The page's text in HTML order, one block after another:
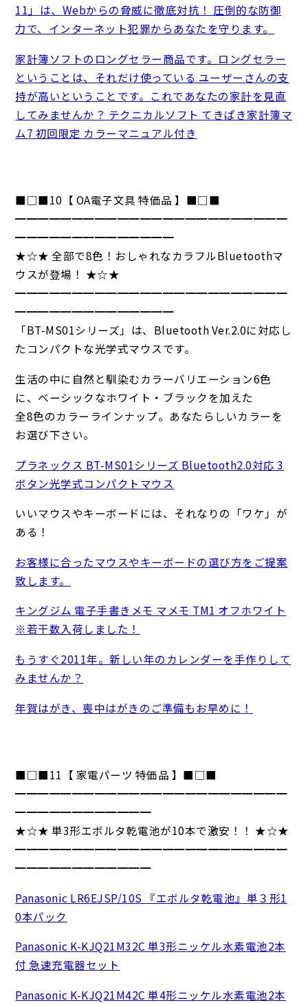
11」は、Webからの脅威に徹底対抗！ 圧倒的な防御
力で、インターネット犯罪からあなたを守ります。
家計簿ソフトのロングセラー商品です。ロングセラー
ということは、それだけ使っている ユーザーさんの支
持が高いということです。これであなたの家計を見直
してみませんか？ テクニカルソフト てきぱき家計簿マ
ム7 初回限定 カラーマニュアル付き
■□■10【 OA電子文具 特価品 】■□■
━━━━━━━━━━━━━━━━━━━━━━━━
━━━━━━━━━━━━━━
★☆★ 全部で8色！おしゃれなカラフルBluetoothマ
ウスが登場！ ★☆★
━━━━━━━━━━━━━━━━━━━━━━━━
━━━━━━━━━━━━━━
「BT-MS01シリーズ」は、Bluetooth Ver.2.0に対応し
たコンパクトな光学式マウスです。
生活の中に自然と馴染むカラーバリエーション6色
に、ベーシックなホワイト・ブラックを加えた
全8色のカラーラインナップ。あなたらしいカラーを
お選び下さい。
プラネックス BT-MS01シリーズ Bluetooth2.0対応 3
ボタン光学式コンパクトマウス
いいマウスやキーボードには、それなりの「ワケ」が
ある！
お客様に合ったマウスやキーボードの選び方をご提案
致します。
キングジム 電子手書きメモ マメモ TM1 オフホワイト
※若干数入荷しました！
もうすぐ2011年。新しい年のカレンダーを手作りして
みませんか？
年賀はがき、喪中はがきのご準備もお早めに！
■□■11【 家電パーツ 特価品 】■□■
━━━━━━━━━━━━━━━━━━━━━━━━
━━━━━━━━━━━━
★☆★ 単3形エボルタ乾電池が10本で激安！！ ★☆★
━━━━━━━━━━━━━━━━━━━━━━━━
━━━━━━━━━━━━
Panasonic LR6EJSP/10S 『エボルタ乾電池』単３形1
0本パック
Panasonic K-KJQ21M32C 単3形ニッケル水素電池2本
付 急速充電器セット
Panasonic K-KJQ21M42C 単4形ニッケル水素電池2本